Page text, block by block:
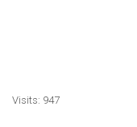
Visits: 947